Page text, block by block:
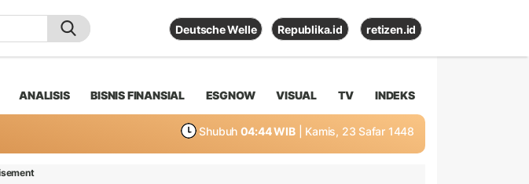
Deutsche Welle Republika.id retizen.id
ANALISIS BISNIS FINANSIAL ESGNOW VISUAL TV INDEKS
Shubuh 04:44 WIB | Kamis, 23 Safar 1448